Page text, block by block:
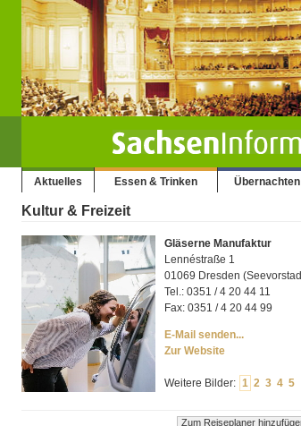
Aktuelles Essen & Trinken Übernachten
Kultur & Freizeit
Gläserne Manufaktur
Lennéstraße 1
01069 Dresden
Tel.: 0351 / 4 20 44 11
Fax: 0351 / 4 20 44 99
E-Mail senden...
Zur Website
Weitere Bilder: 1 2 3 4 5